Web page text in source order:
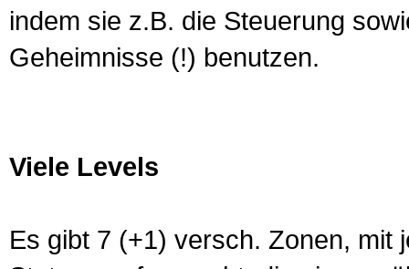
indem sie z.B. die Steuerung
Geheimnisse (!) benutzen.
Viele Levels
Es gibt 7 (+1) versch. Zonen, mit